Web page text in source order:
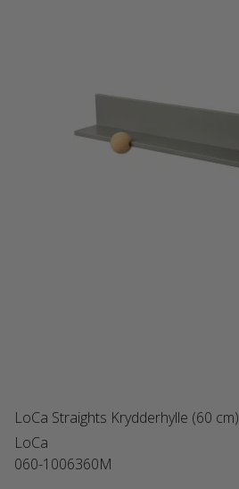
LoCa Straights Krydderhylle (60 cm)
LoCa
060-1006360M